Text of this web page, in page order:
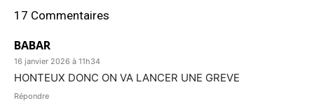
17 Commentaires
BABAR
16 janvier 2026 à 11h34
HONTEUX DONC ON VA LANCER UNE GREVE
Répondre